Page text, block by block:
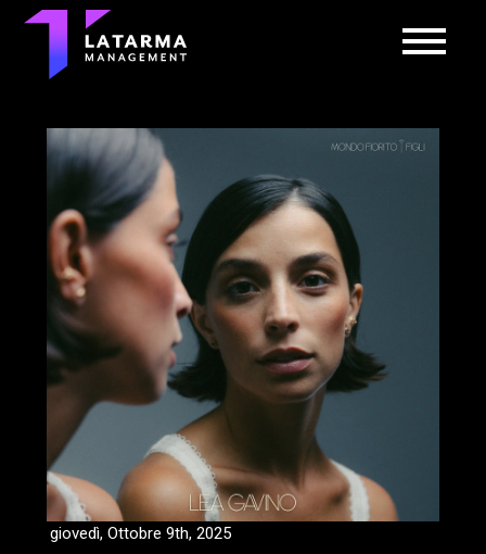
giovedì, Ottobre 9th, 2025